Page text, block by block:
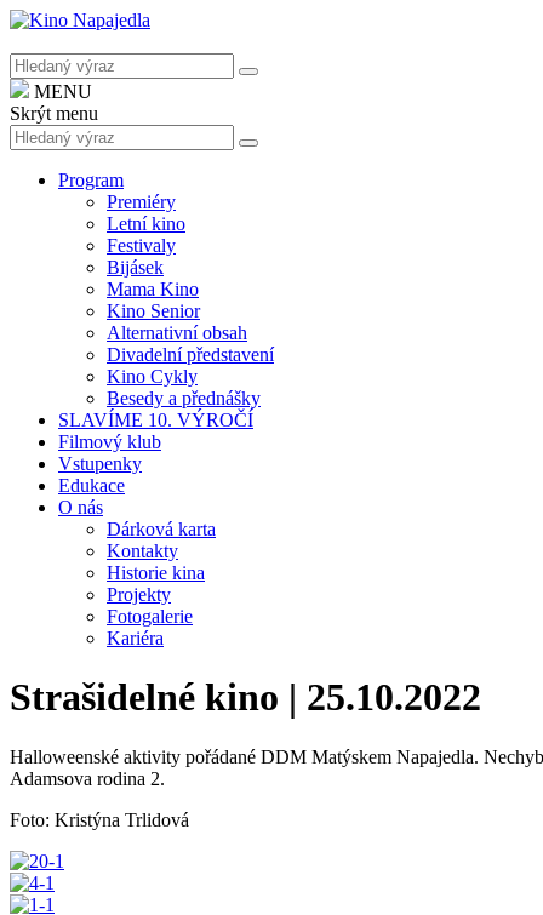
MENU
Skrýt menu
Program
Premiéry
Letní kino
Festivaly
Bijásek
Mama Kino
Kino Senior
Alternativní obsah
Divadelní představení
Kino Cykly
Besedy a přednášky
SLAVÍME 10. VÝROČÍ
Filmový klub
Vstupenky
Edukace
O nás
Dárková karta
Kontakty
Historie kina
Projekty
Fotogalerie
Kariéra
Strašidelné kino | 25.10.2022
Halloweenské aktivity pořádané DDM Matýskem Napajedla.
Adamsova rodina 2.
Foto: Kristýna Trlidová